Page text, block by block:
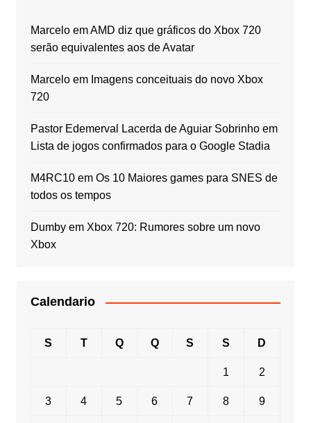
MarceloemAMD diz que gráficos do Xbox 720
serão equivalentes aos de Avatar
Marceloem Imagens conceituais do novo Xbox
720
Pastor Edemerval Lacerda de Aguiar Sobrinhoem
Lista de jogos confirmados para o Google Stadia
M4RC10em Os 10 Maiores games para SNES de
todos os tempos
Dumbyem Xbox 720: Rumores sobre um novo
Xbox
Calendario
S T Q Q S S D
1 2
3 4 5 6 7 8 9